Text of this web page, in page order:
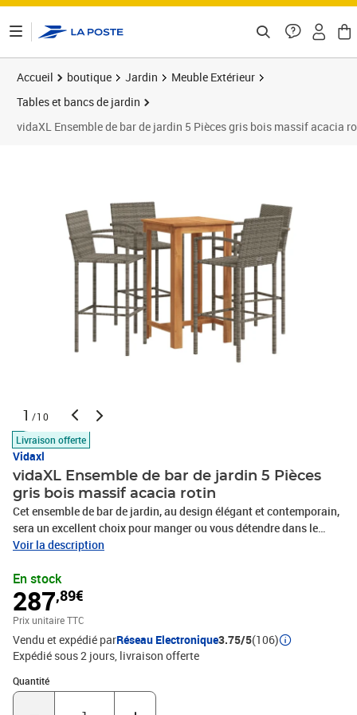
Accueil boutique Jardin
Meuble Extérieur
Tables et bancs de jardin
vidaXL Ensemble de bar de jardin 5 Pièces gris bois massif acacia
1 /10
Livraison offerte
Vidaxl
vidaXL Ensemble de bar de jardin 5 Pièces
gris bois massif acacia rotin
Cet ensemble de bar de jardin, au design élégant et contemporain,
sera un excellent choix pour manger ou vous détendre dans le
jardin. Matériau durable : la résine tressée, également connue
nécessitant peu d'entretien qui ressemble au rotin naturel. Elle est
légère, facile à nettoyer et couramment utilisée pour les produits
d'extérieur en raison de sa durabilité et de ses propriétés de
résistance aux intempéries. Fabriqués en résine tressée légère, ces
tabourets de bar sont robustes et faciles à déplacer. Plateau de
table robuste : le bois d’acacia massif est un beau matériau
naturel. Le bois d’acacia est un bois dur tropical, dense, robuste et
durable. Fabriquée en bois d’acacia massif, cette table de bar est
Voir la description
En stock
287,89€
Prix unitaire TTC
Vendu et expédié parRéseau Electronique3.75/5(106)
Expédié sous 2 jours livraison offerte
Quantité
Quantité : 1